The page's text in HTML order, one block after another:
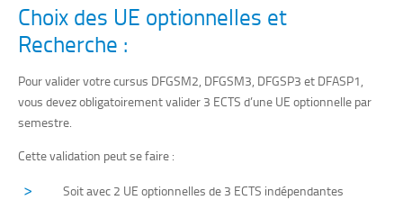
Choix des UE optionnelles et
Recherche :
Pour valider votre cursus DFGSM2, DFGSM3, DFGSP3 et DFASP1,
vous devez obligatoirement valider 3 ECTS d’une UE optionnelle par
semestre.
Cette validation peut se faire :
Soit avec 2 UE optionnelles de 3 ECTS indépendantes